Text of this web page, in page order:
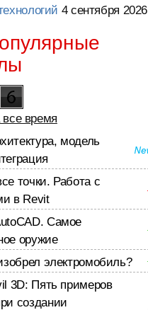
4 сентября 2026
все время
модель
точки. Работа с
в Revit
Самое
оружие
электромобиль?
3D: Пять примеров
создании